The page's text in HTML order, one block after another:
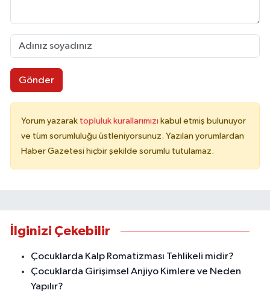
Gönder
Yorum yazarak topluluk kurallarımızı kabul etmiş bulunuyor
ve tüm sorumluluğu üstleniyorsunuz. Yazılan yorumlardan
Haber Gazetesi hiçbir şekilde sorumlu tutulamaz.
İlginizi Çekebilir
Çocuklarda Kalp Romatizması Tehlikeli midir?
Çocuklarda Girişimsel Anjiyo Kimlere ve Neden
Yapılır?